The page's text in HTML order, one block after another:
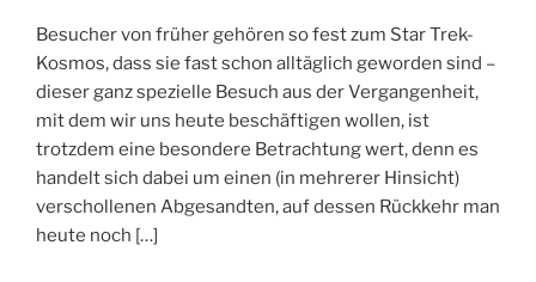
Besucher von früher gehören so fest zum Star Trek-
Kosmos, dass sie fast schon alltäglich geworden sind –
dieser ganz spezielle Besuch aus der Vergangenheit,
mit dem wir uns heute beschäftigen wollen, ist
trotzdem eine besondere Betrachtung wert, denn es
handelt sich dabei um einen (in mehrerer Hinsicht)
verschollenen Abgesandten, auf dessen Rückkehr man
heute noch […]